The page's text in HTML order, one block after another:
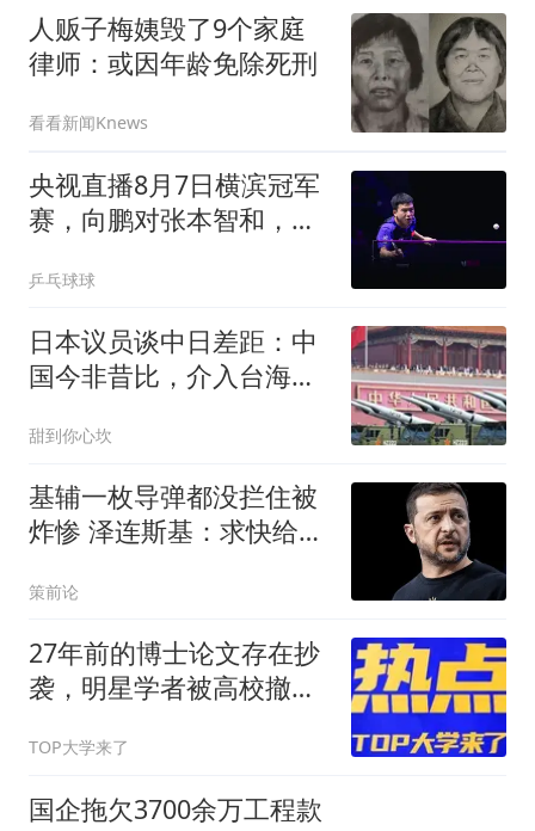
人贩子梅姨毁了9个家庭
律师：或因年龄免除死刑
看看新闻Knews
央视直播8月7日横滨冠军
赛，向鹏对张本智和，陈
乒乓球球
日本议员谈中日差距：中
国今非昔比，介入台海将
甜到你心坎
基辅一枚导弹都没拦住被
炸惨 泽连斯基：求快给我
策前论
27年前的博士论文存在抄
袭，明星学者被高校撤销
TOP大学来了
国企拖欠3700余万工程款